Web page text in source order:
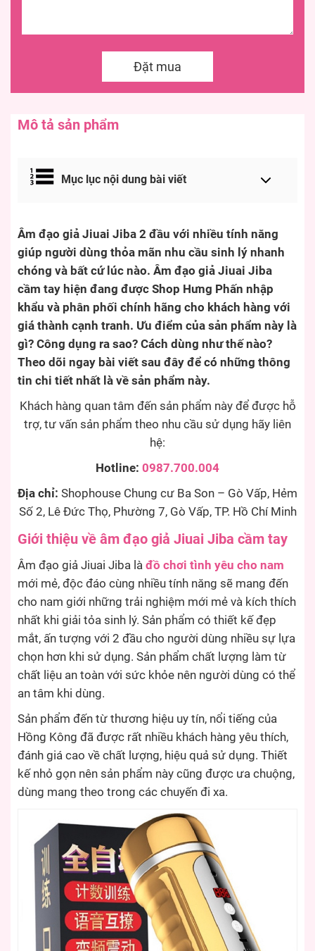
Đặt mua
Mô tả sản phẩm
Mục lục nội dung bài viết
Âm đạo giả Jiuai Jiba 2 đầu với nhiều tính năng
giúp người dùng thỏa mãn nhu cầu sinh lý nhanh
chóng và bất cứ lúc nào. Âm đạo giả Jiuai Jiba
cầm tay hiện đang được Shop Hưng Phấn nhập
khẩu và phân phối chính hãng cho khách hàng với
giá thành cạnh tranh. Ưu điểm của sản phẩm này là
gì? Công dụng ra sao? Cách dùng như thế nào?
Theo dõi ngay bài viết sau đây để có những thông
tin chi tiết nhất là về sản phẩm này.
Khách hàng quan tâm đến sản phẩm này để được hỗ
trợ, tư vấn sản phẩm theo nhu cầu sử dụng hãy liên
hệ:
Hotline: 0987.700.004
Địa chỉ: Shophouse Chung cư Ba Son – Gò Vấp, Hẻm
Số 2, Lê Đức Thọ, Phường 7, Gò Vấp, TP. Hồ Chí Minh
Giới thiệu về âm đạo giả Jiuai Jiba cầm tay
Âm đạo giả Jiuai Jiba là đồ chơi tình yêu cho nam
mới mẻ, độc đáo cùng nhiều tính năng sẽ mang đến
cho nam giới những trải nghiệm mới mẻ và kích thích
nhất khi giải tỏa sinh lý. Sản phẩm có thiết kế đẹp
mắt, ấn tượng với 2 đầu cho người dùng nhiều sự lựa
chọn hơn khi sử dụng. Sản phẩm chất lượng làm từ
chất liệu an toàn với sức khỏe nên người dùng có thể
an tâm khi dùng.
Sản phẩm đến từ thương hiệu uy tín, nổi tiếng của
Hồng Kông đã được rất nhiều khách hàng yêu thích,
đánh giá cao về chất lượng, hiệu quả sử dụng. Thiết
kế nhỏ gọn nên sản phẩm này cũng được ưa chuộng,
dùng mang theo trong các chuyến đi xa.